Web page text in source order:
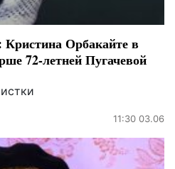
Орбакайте в
72-летней Пугачевой
11:30 03.06